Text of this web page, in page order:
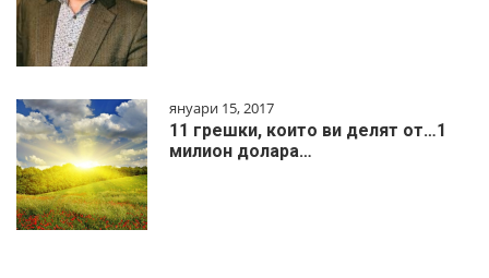
януари 15, 2017
11 грешки, които ви делят от…1
милиoн дoлapa…